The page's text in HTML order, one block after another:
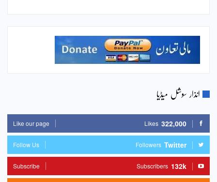
انذار سوشل میڈیا
322,000
Likes
Like our page
Twitter
Followers
Follow Us
132k
Subscribers
Subscribe